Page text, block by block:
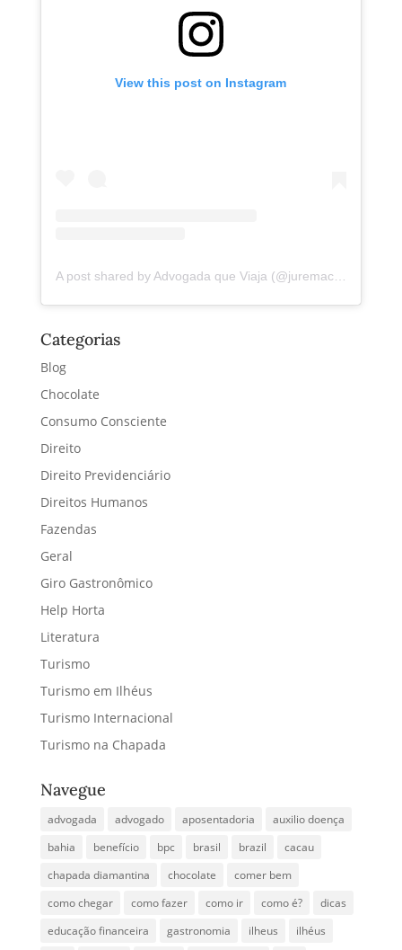
View this post on Instagram
A post shared by Advogada que Viaja (@juremacintra)
Categorias
Blog
Chocolate
Consumo Consciente
Direito
Direito Previdenciário
Direitos Humanos
Fazendas
Geral
Giro Gastronômico
Help Horta
Literatura
Turismo
Turismo em Ilhéus
Turismo Internacional
Turismo na Chapada
Navegue
advogada advogado aposentadoria
auxilio doença
bahia
benefício bpc brasil brazil
cacau
chapada diamantina
chocolate
comer bem
como chegar
como fazer como ir como é?
dicas
educação financeira
gastronomia ilheus ilhéus